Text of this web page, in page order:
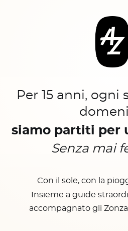
Per 15 anni, ogni
siamo partiti per
Senza mai
Con il sole, con la
Insieme a guide
accompagnato gli